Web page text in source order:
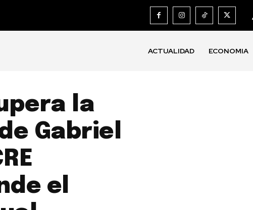
ACTUALIDAD ECONOMIA
la
Gabriel
el